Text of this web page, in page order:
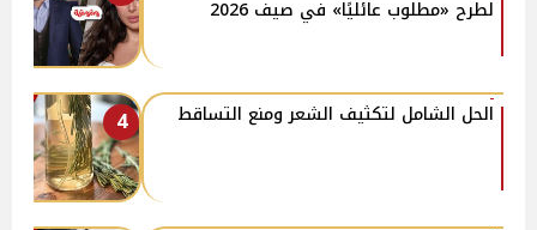
لطرح «مطلوب عائليًا» في صيف 2026
4 الحل الشامل لتكثيف الشعر ومنع التساقط